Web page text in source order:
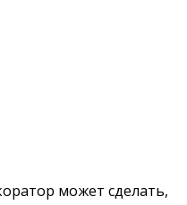
может сделать,